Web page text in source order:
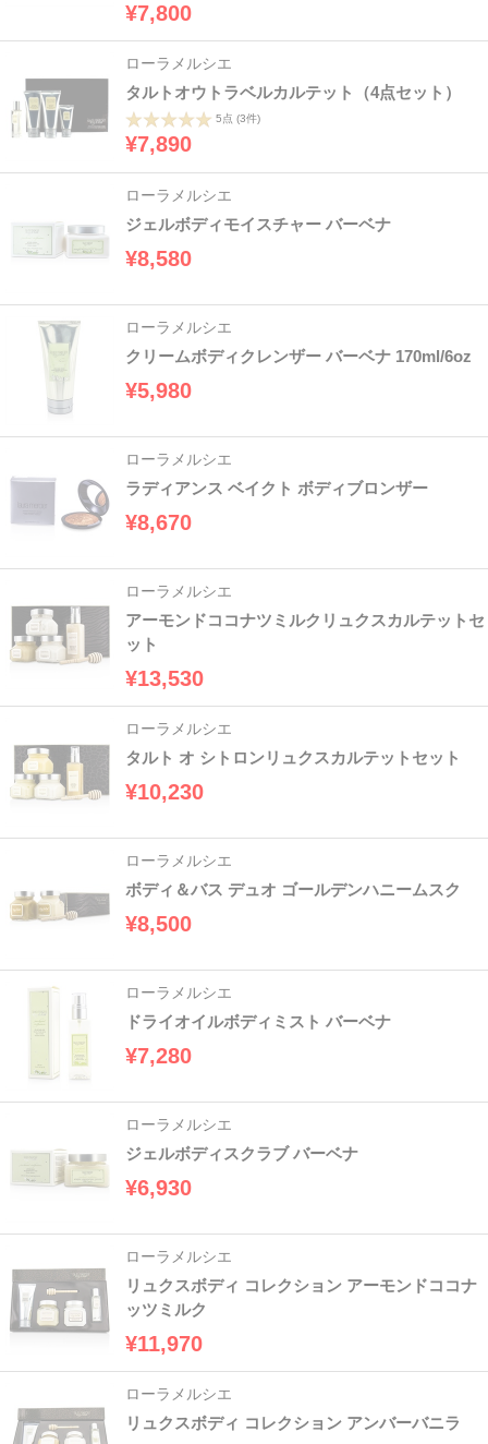
¥7,800
ローラメルシエ
タルトオウトラベルカルテット（4点セット）
5点 (3件)
¥7,890
ローラメルシエ
ジェルボディモイスチャー バーベナ
¥8,580
ローラメルシエ
クリームボディクレンザー バーベナ 170ml/6oz
¥5,980
ローラメルシエ
ラディアンス ベイクト ボディブロンザー
¥8,670
ローラメルシエ
アーモンドココナツミルクリュクスカルテットセ
ット
¥13,530
ローラメルシエ
タルト オ シトロンリュクスカルテットセット
¥10,230
ローラメルシエ
ボディ＆バス デュオ ゴールデンハニームスク
¥8,500
ローラメルシエ
ドライオイルボディミスト バーベナ
¥7,280
ローラメルシエ
ジェルボディスクラブ バーベナ
¥6,930
ローラメルシエ
リュクスボディ コレクション アーモンドココナ
ッツミルク
¥11,970
ローラメルシエ
リュクスボディ コレクション アンバーバニラ